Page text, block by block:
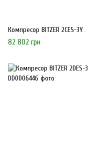
Компресор BITZER 2CES-3Y
82 802 грн